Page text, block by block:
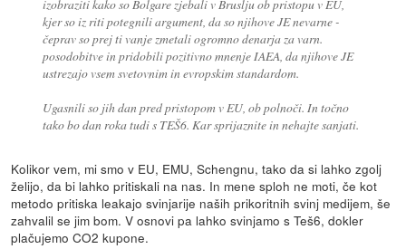
izobraziti kako so Bolgare zjebali v Bruslju ob pristopu v EU,
kjer so iz riti potegnili argument, da so njihove JE nevarne -
čeprav so prej ti vanje zmetali ogromno denarja za varn.
posodobitve in pridobili pozitivno mnenje IAEA, da njihove JE
ustrezajo vsem svetovnim in evropskim standardom.
Ugasnili so jih dan pred pristopom v EU, ob polnoči. In točno
tako bo dan roka tudi s TEŠ6. Kar sprijaznite in nehajte sanjati.
Kolikor vem, mi smo v EU, EMU, Schengnu, tako da si lahko zgolj
želijo, da bi lahko pritiskali na nas. In mene sploh ne moti, če kot
metodo pritiska leakajo svinjarije naših prikoritnih svinj medijem, še
zahvalil se jim bom. V osnovi pa lahko svinjamo s Teš6, dokler
plačujemo CO2 kupone.